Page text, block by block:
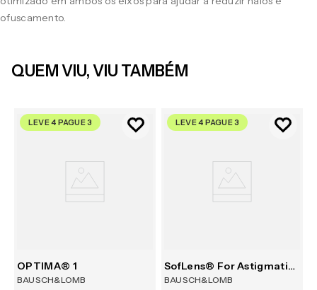
ofuscamento.
QUEM VIU, VIU TAMBÉM
LEVE 4 PAGUE 3
OPTIMA® 1
BAUSCH&LOMB
LEVE 4 PAGUE 3
SofLens® For Astigmatism 6
BAUSCH&LOMB